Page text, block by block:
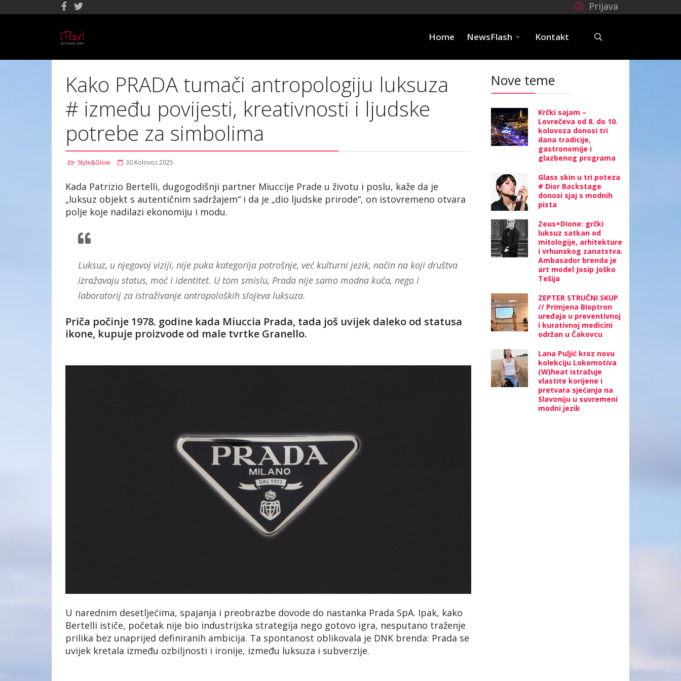
Prijava
Home NewsFlash Kontakt
Kako PRADA tumači antropologiju luksuza
# između povijesti, kreativnosti i ljudske
potrebe za simbolima
Style&Glow 30 Kolovoz 2025
Kada Patrizio Bertelli, dugogodišnji partner Miuccije Prade u životu i poslu, kaže da je
„luksuz objekt s autentičnim sadržajem“ i da je „dio ljudske prirode“, on istovremeno otvara
polje koje nadilazi ekonomiju i modu.
Luksuz, u njegovoj viziji, nije puka kategorija potrošnje, već kulturni jezik, način na koji društva
izražavaju status, moć i identitet. U tom smislu, Prada nije samo modna kuća, nego i
laboratorij za istraživanje antropoloških slojeva luksuza.
Priča počinje 1978. godine kada Miuccia Prada, tada još uvijek daleko od statusa
ikone, kupuje proizvode od male tvrtke Granello.
U narednim desetljećima, spajanja i preobrazbe dovode do nastanka Prada SpA. Ipak, kako
Bertelli ističe, početak nije bio industrijska strategija nego gotovo igra, nesputano traženje
prilika bez unaprijed definiranih ambicija. Ta spontanost oblikovala je DNK brenda: Prada se
uvijek kretala između ozbiljnosti i ironije, između luksuza i subverzije.
Nove teme
Krčki sajam –
Lovrečeva od 8. do 10.
kolovoza donosi tri
dana tradicije,
gastronomije i
glazbenog programa
Glass skin u tri poteza
# Dior Backstage
donosi sjaj s modnih
pista
Zeus+Dione: grčki
luksuz satkan od
mitologije, arhitekture
i vrhunskog zanatstva.
Ambasador brenda je
art model Josip Joško
Tešija
ZEPTER STRUČNI SKUP
// Primjena Bioptron
uređaja u preventivnoj
i kurativnoj medicini
održan u Čakovcu
Lana Puljić kroz novu
kolekciju Lokomotiva
(W)heat istražuje
vlastite korijene i
pretvara sjećanja na
Slavoniju u suvremeni
modni jezik